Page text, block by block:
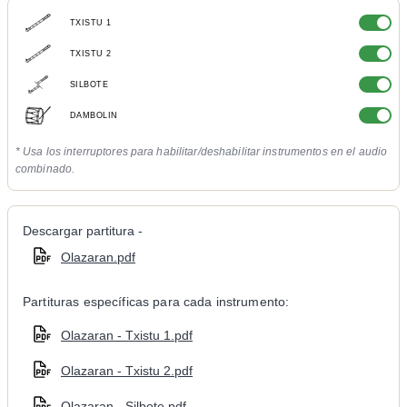
TXISTU 1
TXISTU 2
SILBOTE
DAMBOLIN
* Usa los interruptores para habilitar/deshabilitar instrumentos en el audio
combinado.
Descargar partitura -
Olazaran.pdf
Partituras específicas para cada instrumento:
Olazaran - Txistu 1.pdf
Olazaran - Txistu 2.pdf